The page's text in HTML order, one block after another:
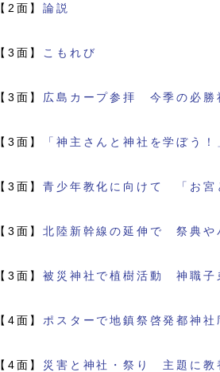
【2面】論説
【3面】 こもれび
【3面】 広島カープ参拝 今季の必
【3面】 「神主さんと神社を学ぼう
【3面】青少年教化に向けて 「お
【3面】北陸新幹線の延伸で 祭典
【3面】被災神社で植樹活動 神職
【4面】 ポスターで地鎮祭啓発都神社
【4面】 災害と神社・祭り 主題に